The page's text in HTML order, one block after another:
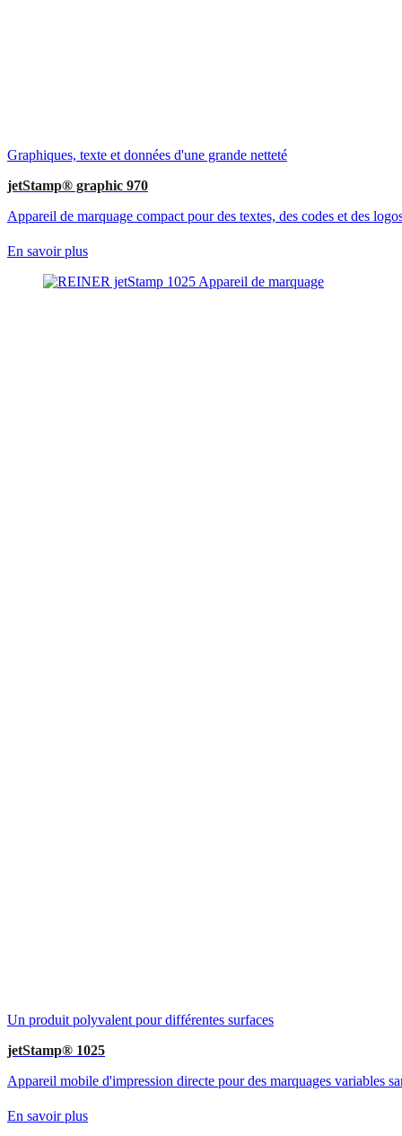
Graphiques, texte et données d'une grande netteté
jetStamp® graphic 970
Appareil de marquage compact pour des textes, des codes et des
En savoir plus
Un produit polyvalent pour différentes surfaces
jetStamp® 1025
Appareil mobile d'impression directe pour des marquages variables
En savoir plus